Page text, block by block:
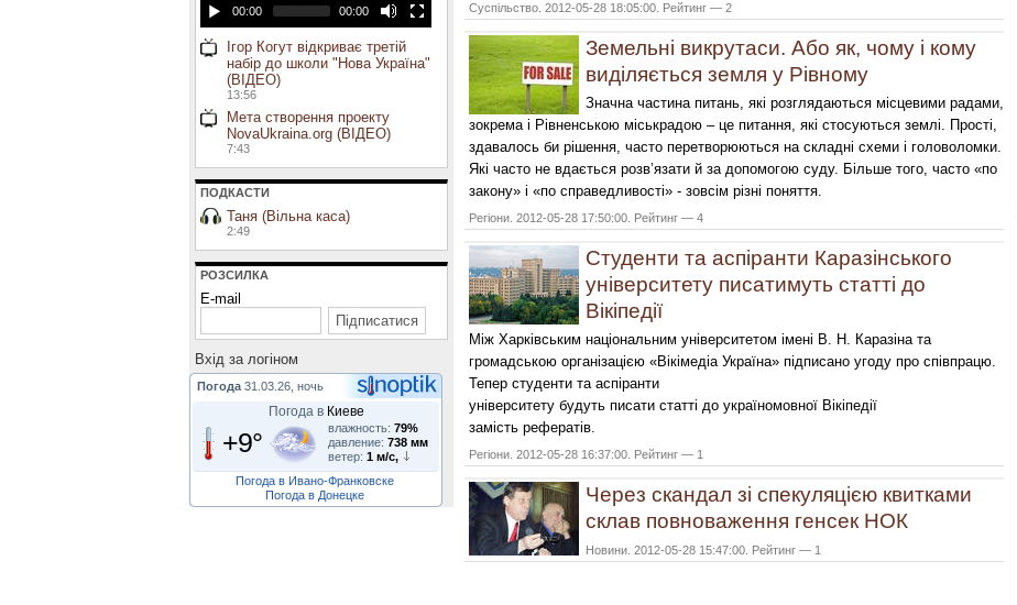
00:00 00:00
Ігор Когут відкриває третій
набір до школи "Нова Україна"
(ВІДЕО)
13:56
Мета створення проекту
NovaUkraina.org (ВІДЕО)
7:43
ПОДКАСТИ
Таня (Вільна каса)
2:49
РОЗСИЛКА
E-mail
Вхiд за логiном
Погода 31.03.26, ночь
Погода в Киеве
+9° влажность: 79%
давление: 738 мм
ветер: 1 м/с,
Погода в Ивано-Франковске
Погода в Донецке
Суспільство. 2012-05-28 18:05:00. Рейтинг — 2
Земельні викрутаси. Або як, чому і кому
виділяється земля у Рівному
Значна частина питань, які розглядаються місцевими радами,
зокрема і Рівненською міськрадою – це питання, які стосуються землі. Прості,
здавалось би рішення, часто перетворюються на складні схеми і головоломки.
Які часто не вдається розв’язати й за допомогою суду. Більше того, часто «по
закону» і «по справедливості» - зовсім різні поняття.
Регіони. 2012-05-28 17:50:00. Рейтинг — 4
Студенти та аспіранти Каразінського
університету писатимуть статті до
Вікіпедії
Між Харківським національним університетом імені В. Н. Каразіна та
громадською організацією «Вікімедіа Україна» підписано угоду про співпрацю.
Тепер студенти та аспіранти
університету будуть писати статті до україномовної Вікіпедії
замість рефератів.
Регіони. 2012-05-28 16:37:00. Рейтинг — 1
Через скандал зі спекуляцією квитками
склав повноваження генсек НОК
Новини. 2012-05-28 15:47:00. Рейтинг — 1